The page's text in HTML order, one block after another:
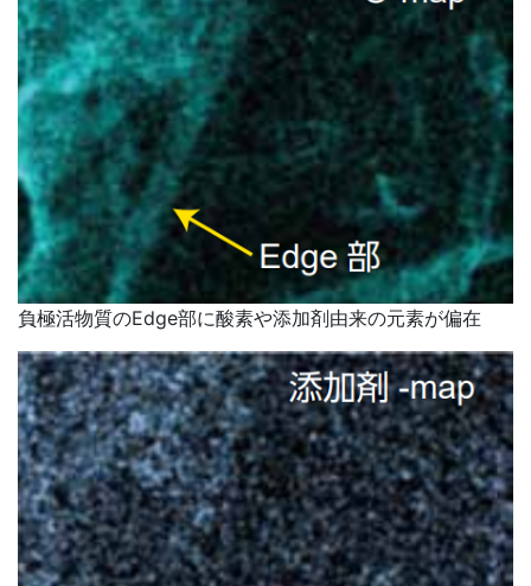
負極活物質のEdge部に酸素や添加剤由来の元素が偏在